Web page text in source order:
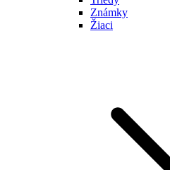
Známky
Žiaci